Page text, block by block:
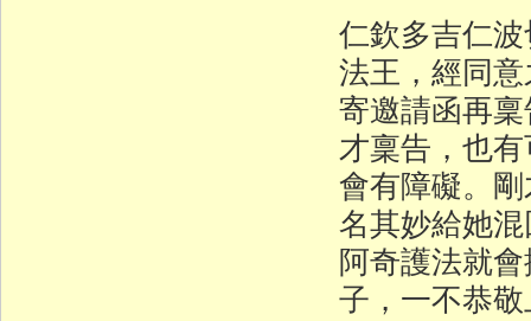
仁欽多吉仁
法王，經同
寄邀請函再
才稟告，也
會有障礙。
名其妙給她
阿奇護法就
子，一不恭